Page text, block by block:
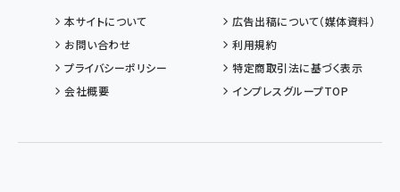
本サイトについて
広告出稿について（媒体資料）
お問い合わせ
利用規約
プライバシーポリシー
特定商取引法に基づく表示
会社概要
インプレスグループTOP